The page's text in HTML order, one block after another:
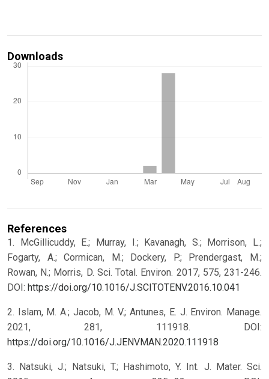
Downloads
References
1. McGillicuddy, E.; Murray, I.; Kavanagh, S.; Morrison, L.;
Fogarty, A.; Cormican, M.; Dockery, P.; Prendergast, M.;
Rowan, N.; Morris, D. Sci. Total. Environ. 2017, 575, 231-246.
DOI: https://doi.org/10.1016/J.SCITOTENV.2016.10.041
2. Islam, M. A.; Jacob, M. V.; Antunes, E. J. Environ. Manage.
2021, 281, 111918. DOI:
https://doi.org/10.1016/J.JENVMAN.2020.111918
3. Natsuki, J.; Natsuki, T.; Hashimoto, Y. Int. J. Mater. Sci.